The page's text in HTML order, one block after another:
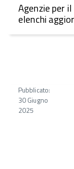
Agenzie per
elenchi
Pubblicato:
30 Giugno
2025